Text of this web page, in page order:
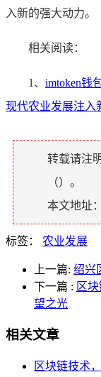
入新的强大动力。
相关阅读：
1、 imtoken钱
现代农业发展注入
转载请注
（）。
本文地址：
标签： 农业发展
上一篇: 绍兴
下一篇 : 区
望之光
相关文章
区块链技术